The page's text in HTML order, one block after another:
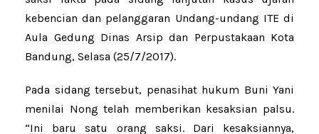
kebencian dan pelanggaran Undang-undang ITE di
Aula Gedung Dinas Arsip dan Perpustakaan Kota
Bandung, Selasa (25/7/2017).
Pada sidang tersebut, penasihat hukum Buni Yani
menilai Nong telah memberikan kesaksian palsu.
“Ini baru satu orang saksi. Dari kesaksiannya,